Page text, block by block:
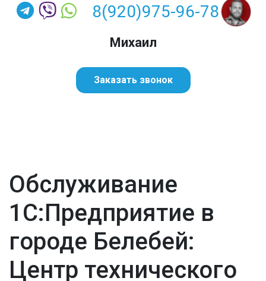
8(920)975-96-78
Михаил
Заказать звонок
Обслуживание
1С:Предприятие в
городе Белебей:
Центр технического